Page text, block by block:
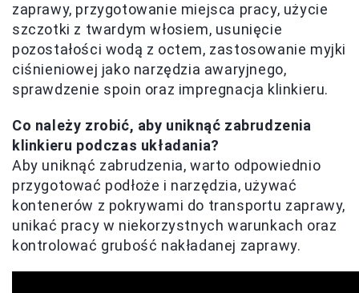
zaprawy, przygotowanie miejsca pracy, użycie
szczotki z twardym włosiem, usunięcie
pozostałości wodą z octem, zastosowanie myjki
ciśnieniowej jako narzędzia awaryjnego,
sprawdzenie spoin oraz impregnacja klinkieru.
Co należy zrobić, aby uniknąć zabrudzenia
klinkieru podczas układania?
Aby uniknąć zabrudzenia, warto odpowiednio
przygotować podłoże i narzędzia, używać
kontenerów z pokrywami do transportu zaprawy,
unikać pracy w niekorzystnych warunkach oraz
kontrolować grubość nakładanej zaprawy.